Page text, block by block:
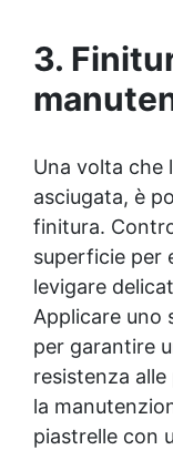
Risparmio di
3.
Una volta che
asciugata, è
finitura.
superficie per
levigare
Applicare uno
per garantire
resistenza
la
piastrelle con